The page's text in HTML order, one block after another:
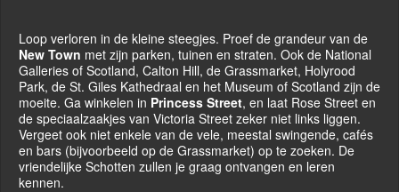
Loop verloren in de kleine steegjes. Proef de grandeur van de
New Town met zijn parken, tuinen en straten. Ook de National
Galleries of Scotland, Calton Hill, de Grassmarket, Holyrood
Park, de St. Giles Kathedraal en het Museum of Scotland zijn de
moeite. Ga winkelen in Princess Street, en laat Rose Street en
de speciaalzaakjes van Victoria Street zeker niet links liggen.
Vergeet ook niet enkele van de vele, meestal swingende, cafés
en bars (bijvoorbeeld op de Grassmarket) op te zoeken. De
vriendelijke Schotten zullen je graag ontvangen en leren
kennen.